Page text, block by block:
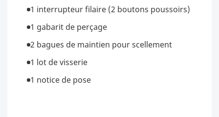
1 interrupteur filaire (2 boutons poussoirs)
1 gabarit de perçage
2 bagues de maintien pour scellement
1 lot de visserie
1 notice de pose